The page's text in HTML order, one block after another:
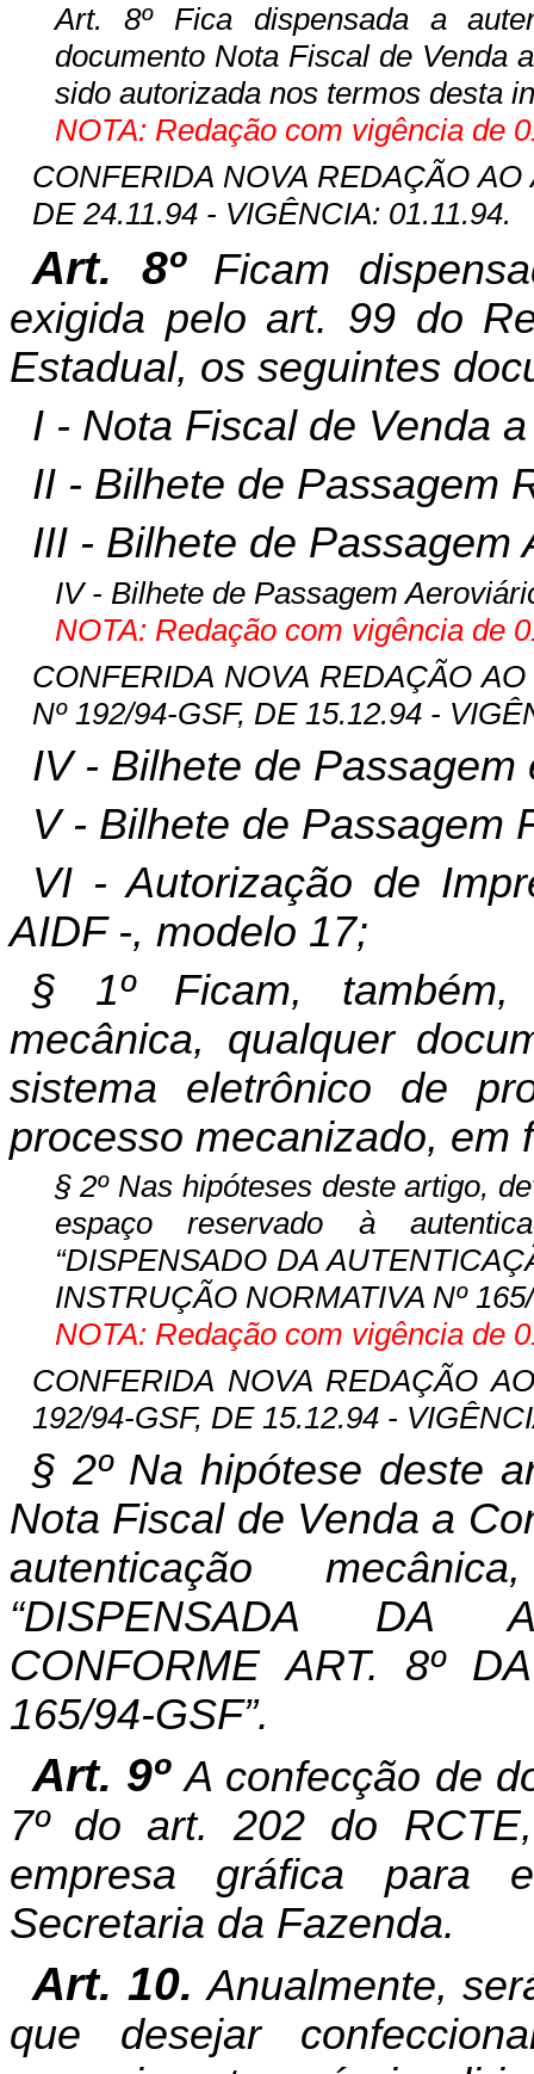
Art. 8º Fica dispensada a
documento Nota Fiscal de Venda
sido autorizada nos termos desta
NOTA: Redação com vigência de
CONFERIDA NOVA REDAÇÃO AO
DE 24.11.94 - VIGÊNCIA: 01.11.94.
Art. 8º Ficam
exigida pelo art. 99 do
Estadual, os seguintes
I - Nota Fiscal de Venda
II - Bilhete de Passagem
III - Bilhete de Passagem
IV - Bilhete de Passagem
NOTA: Redação com vigência de
CONFERIDA NOVA REDAÇÃO
Nº 192/94-GSF, DE 15.12.94 -
IV - Bilhete de
V - Bilhete de Passagem
VI - Autorização de
AIDF -, modelo 17;
§ 1º Ficam, também,
mecânica, qualquer
sistema eletrônico de
processo mecanizado, em
§ 2º Nas hipóteses deste artigo,
espaço reservado à
“DISPENSADO DA
INSTRUÇÃO NORMATIVA Nº
NOTA: Redação com vigência de
CONFERIDA NOVA REDAÇÃO
192/94-GSF, DE 15.12.94 -
§ 2º Na hipótese deste
Nota Fiscal de Venda a
autenticação
“DISPENSADA DA
CONFORME ART. 8º
165/94-GSF”.
Art. 9ºA confecção de
7º do art. 202 do
empresa gráfica para
Secretaria da Fazenda.
Art. 10. Anualmente,
que desejar